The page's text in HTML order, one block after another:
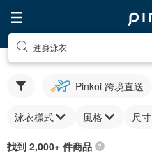
連身泳衣
Pinkoi 跨境直送
泳衣樣式 風格 尺寸
找到 2,000+ 件商品